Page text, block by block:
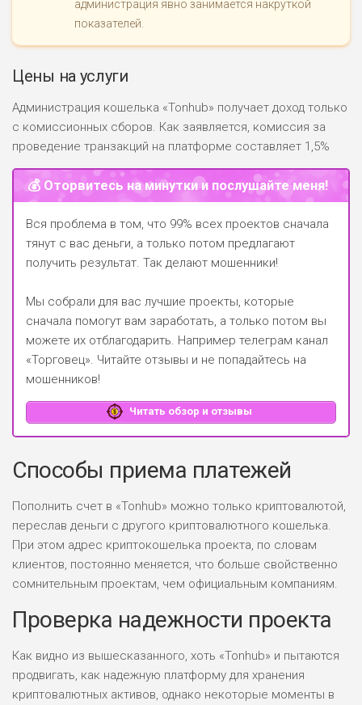
администрация явно занимается накруткой
показателей.
Цены на услуги
Администрация кошелька «Tonhub» получает доход только
с комиссионных сборов. Как заявляется, комиссия за
проведение транзакций на платформе составляет 1,5%
💰 Оторвитесь на минутки и послушайте меня!
Вся проблема в том, что 99% всех проектов сначала
тянут с вас деньги, а только потом предлагают
получить результат. Так делают мошенники!
Мы собрали для вас лучшие проекты, которые
сначала помогут вам заработать, а только потом вы
можете их отблагодарить. Например телеграм канал
«Торговец». Читайте отзывы и не попадайтесь на
мошенников!
Читать обзор и отзывы
Способы приема платежей
Пополнить счет в «Tonhub» можно только криптовалютой,
переслав деньги с другого криптовалютного кошелька.
При этом адрес криптокошелька проекта, по словам
клиентов, постоянно меняется, что больше свойственно
сомнительным проектам, чем официальным компаниям.
Проверка надежности проекта
Как видно из вышесказанного, хоть «Tonhub» и пытаются
продвигать, как надежную платформу для хранения
криптовалютных активов, однако некоторые моменты в